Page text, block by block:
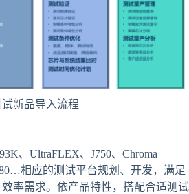
试新品导入流程
、UltraFLEX、J750、Chroma
相应的测试平台规划、开发，满足
率需求。依产品特性，搭配合适测试